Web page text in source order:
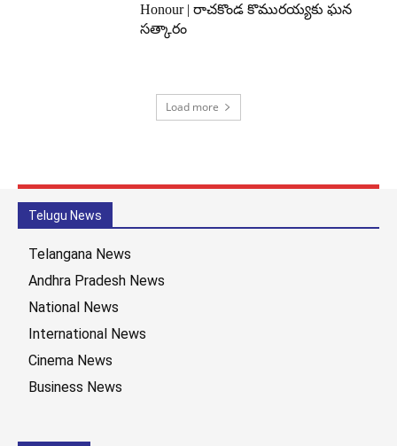
Honour | రాచకొండ కొమురయ్యకు ఘన
సత్కారం
Load more
Telugu News
Telangana News
Andhra Pradesh News
National News
International News
Cinema News
Business News